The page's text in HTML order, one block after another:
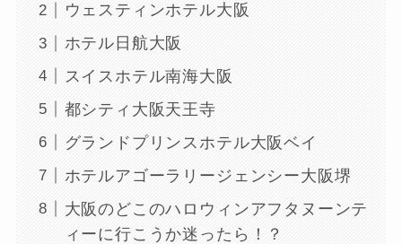
ウェスティンホテル大阪
ホテル日航大阪
スイスホテル南海大阪
都シティ大阪天王寺
グランドプリンスホテル大阪ベイ
ホテルアゴーラリージェンシー大阪堺
大阪のどこのハロウィンアフタヌーンテ
ィーに行こうか迷ったら！？